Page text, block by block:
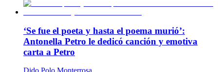
‘Se fue el poeta y hasta el poema murió’:
Antonella Petro le dedicó canción y emotiva
carta a Petro